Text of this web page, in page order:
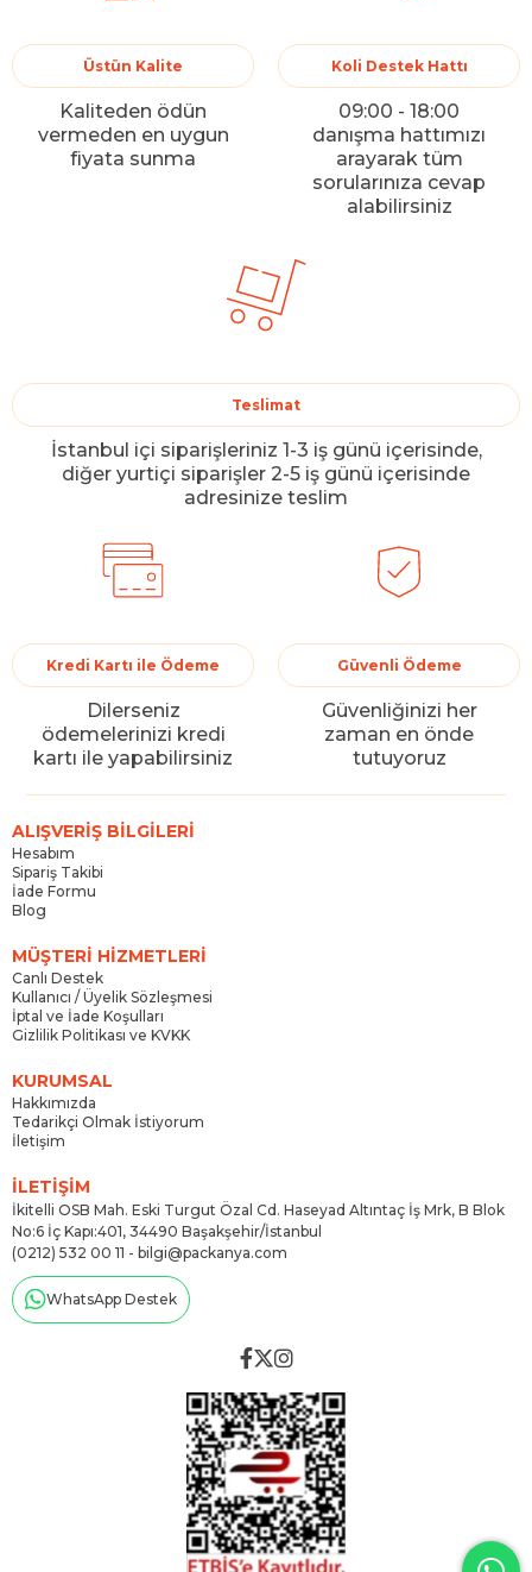
Üstün Kalite
Kaliteden ödün
vermeden en uygun
fiyata sunma
Koli Destek Hattı
09:00 - 18:00
danışma hattımızı
arayarak tüm
sorularınıza cevap
alabilirsiniz
Teslimat
İstanbul içi siparişleriniz 1-3 iş günü içerisinde,
diğer yurtiçi siparişler 2-5 iş günü içerisinde
adresinize teslim
Kredi Kartı ile Ödeme
Dilerseniz
ödemelerinizi kredi
kartı ile yapabilirsiniz
Güvenli Ödeme
Güvenliğinizi her
zaman en önde
tutuyoruz
ALIŞVERİŞ BİLGİLERİ
Hesabım
Sipariş Takibi
İade Formu
Blog
MÜŞTERİ HİZMETLERİ
Canlı Destek
Kullanıcı / Üyelik Sözleşmesi
İptal ve İade Koşulları
Gizlilik Politikası ve KVKK
KURUMSAL
Hakkımızda
Tedarikçi Olmak İstiyorum
İletişim
İLETİŞİM
İkitelli OSB Mah. Eski Turgut Özal Cd. Haseyad Altıntaç İş Mrk, B Blok
No:6 İç Kapı:401, 34490 Başakşehir/İstanbul
(0212) 532 00 11 - bilgi@packanya.com
WhatsApp Destek